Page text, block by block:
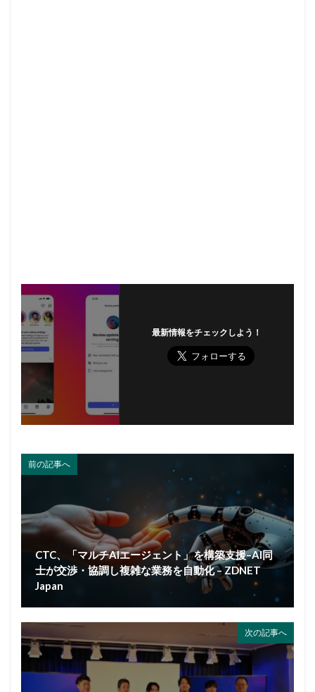
最新情報をチェックしよう！
前の記事へ
CTC、「マルチAIエージェント」を構築支援–AI同
士が交渉・協調し複雑な業務を自動化 – ZDNET
Japan
次の記事へ